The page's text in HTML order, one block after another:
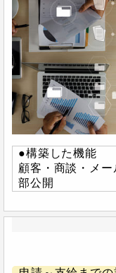
●構築した機能
顧客・商談・メ
部公開